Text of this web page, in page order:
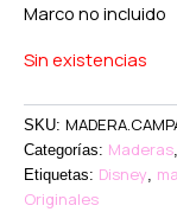
Marco no incluido
Sin existencias
SKU:
Categorías: Maderas,
Etiquetas: Disney,
Originales